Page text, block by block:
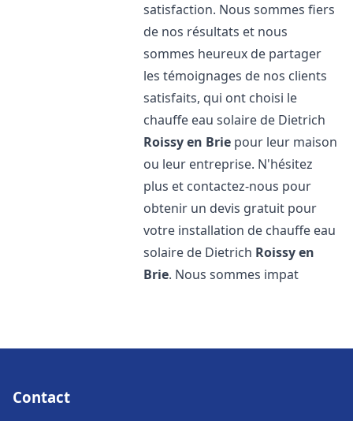
satisfaction. Nous sommes fiers
de nos résultats et nous
sommes heureux de partager
les témoignages de nos clients
satisfaits, qui ont choisi le
chauffe eau solaire de Dietrich
Roissy en Brie pour leur maison
ou leur entreprise. N'hésitez
plus et contactez-nous pour
obtenir un devis gratuit pour
votre installation de chauffe eau
solaire de Dietrich Roissy en
Brie. Nous sommes impat
Contact